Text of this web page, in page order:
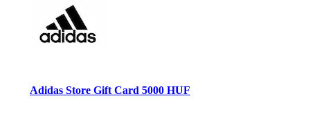
Adidas Store Gift Card 5000 HUF